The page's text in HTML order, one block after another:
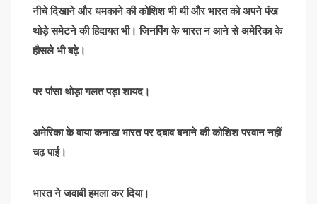
नीचे दिखाने और धमकाने की कोशिश भी थी और भारत को अपने पंख
थोड़े समेटने की हिदायत भी। जिनपिंग के भारत न आने से अमेरिका के
हौसले भी बढ़े।
पर पांसा थोड़ा गलत पड़ा शायद।
अमेरिका के वाया कनाडा भारत पर दबाव बनाने की कोशिश परवान नहीं
चढ़ पाई।
भारत ने जवाबी हमला कर दिया।